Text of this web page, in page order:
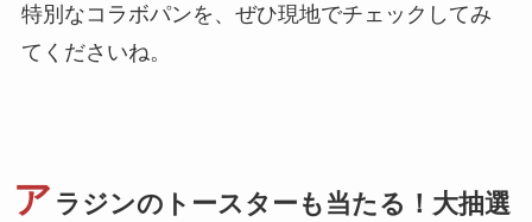
特別なコラボパンを、ぜひ現地でチェックしてみ
てくださいね。
ア ラジンのトースターも当たる！大抽選